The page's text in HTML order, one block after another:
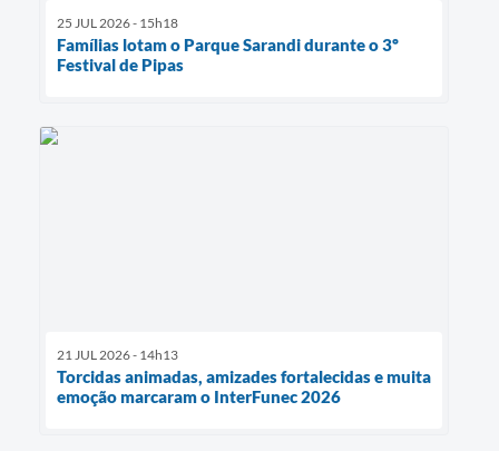
25 JUL 2026 - 15h18
Famílias lotam o Parque Sarandi durante o 3º
Festival de Pipas
21 JUL 2026 - 14h13
Torcidas animadas, amizades fortalecidas e muita
emoção marcaram o InterFunec 2026